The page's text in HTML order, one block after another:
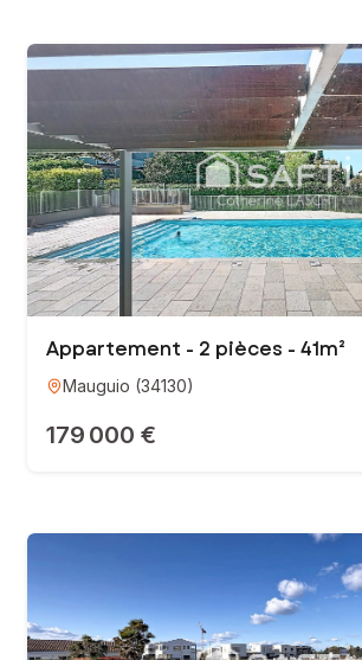
Appartement - 2 pièces - 41m²
Mauguio (34130)
179 000 €